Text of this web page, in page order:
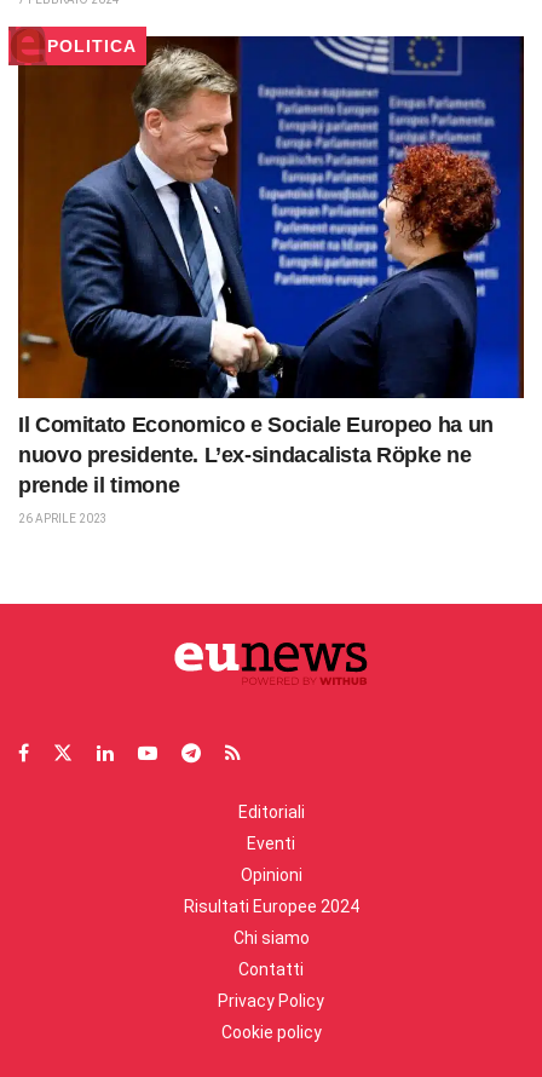
POLITICA
Il Comitato Economico e Sociale Europeo ha un
nuovo presidente. L’ex-sindacalista Röpke ne
prende il timone
26 APRILE 2023
Editoriali
Eventi
Opinioni
Risultati Europee 2024
Chi siamo
Contatti
Privacy Policy
Cookie policy